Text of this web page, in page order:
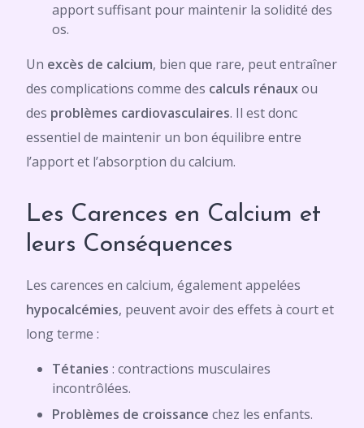
apport suffisant pour maintenir la solidité des
os.
Un excès de calcium, bien que rare, peut entraîner
des complications comme des calculs rénauxou
des problèmes cardiovasculaires. Il est donc
essentiel de maintenir un bon équilibre entre
l’apport et l’absorption du calcium.
Les Carences en Calcium et
leurs Conséquences
Les carences en calcium, également appelées
hypocalcémies, peuvent avoir des effets à court et
long terme :
Tétanies : contractions musculaires
incontrôlées.
Problèmes de croissance chez les enfants.